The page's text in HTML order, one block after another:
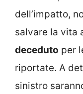
dell’impatto,
salvare la vita
deceduto per
riportate. A
sinistro